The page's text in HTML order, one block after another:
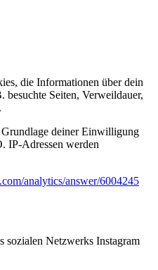
die Informationen über dein
besuchte Seiten, Verweildauer,
deiner Einwilligung
IP-Adressen werden
analytics/answer/6004245
sozialen Netzwerks Instagram